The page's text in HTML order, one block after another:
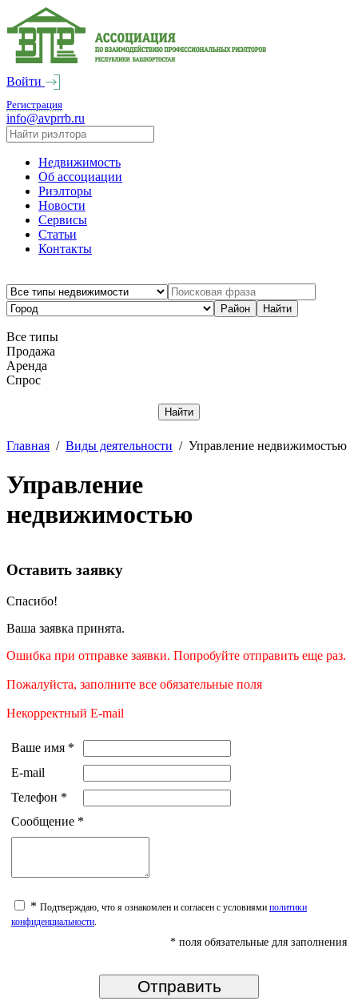
Войти
Регистрация
info@avprrb.ru
Недвижимость
Об ассоциации
Риэлторы
Новости
Сервисы
Статьи
Контакты
Все типы
Продажа
Аренда
Спрос
Главная / Виды деятельности / Управление недвижимостью
Управление
недвижимостью
Оставить заявку
Спасибо!
Ваша заявка принята.
Ошибка при отправке заявки. Попробуйте отправить еще раз.
Пожалуйста, заполните все обязательные поля
Некорректный E-mail
Ваше имя *
E-mail
Телефон *
Сообщение *
* Подтверждаю, что я ознакомлен и согласен с условиями политики
конфиденциальности
* поля обязательные для заполнения